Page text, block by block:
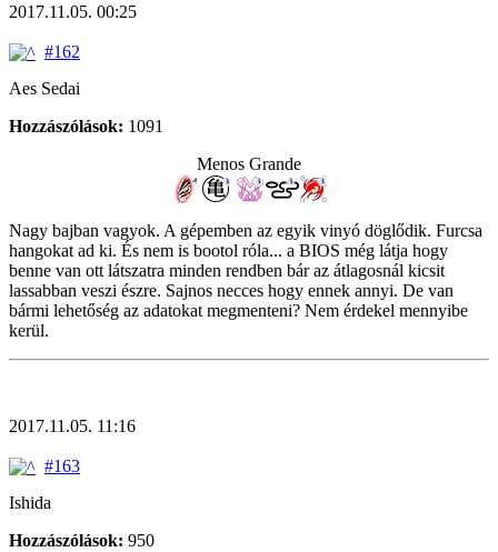
2017.11.05. 00:25
#162
Aes Sedai
Hozzászólások: 1091
Menos Grande
Nagy bajban vagyok. A gépemben az egyik vinyó döglődik. Furcsa
hangokat ad ki. És nem is bootol róla... a BIOS még látja hogy
benne van ott látszatra minden rendben bár az átlagosnál kicsit
lassabban veszi észre. Sajnos necces hogy ennek annyi. De van
bármi lehetőség az adatokat megmenteni? Nem érdekel mennyibe
kerül.
2017.11.05. 11:16
#163
Ishida
Hozzászólások: 950